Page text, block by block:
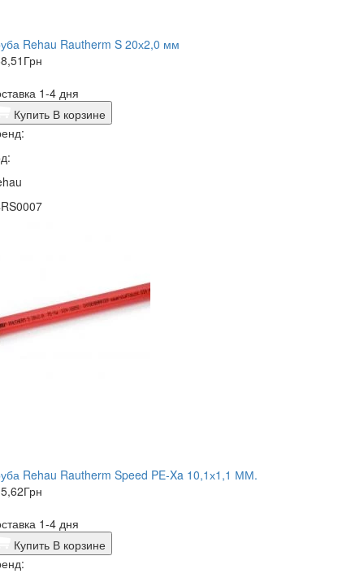
Rehau Rautherm S 20х2,0 мм
Грн
1-4 дня
Купить В корзине
Rehau Rautherm Speed PE-Xa 10,1х1,1 ММ.
Грн
1-4 дня
Купить В корзине